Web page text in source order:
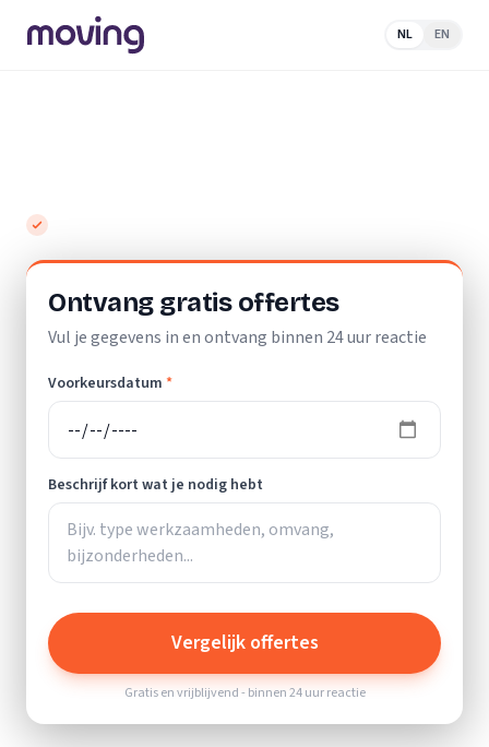
NL EN
Ontvang gratis offertes
Vul je gegevens in en ontvang binnen 24 uur reactie
Voorkeursdatum *
Beschrijf kort wat je nodig hebt
Vergelijk offertes
Gratis en vrijblijvend - binnen 24 uur reactie